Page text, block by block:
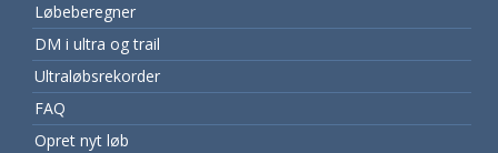
Løbeberegner
DM i ultra og trail
Ultraløbsrekorder
FAQ
Opret nyt løb